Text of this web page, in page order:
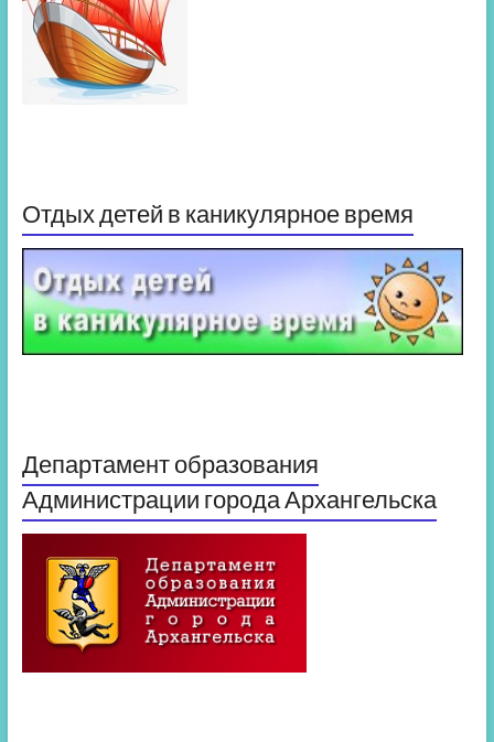
Отдых детей в каникулярное время
Департамент образования
Администрации города Архангельска